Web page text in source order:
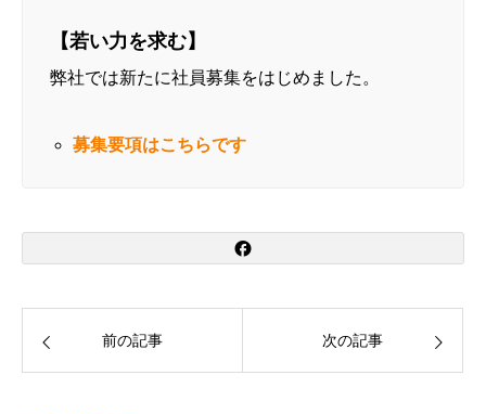
【若い力を求む】
弊社では新たに社員募集をはじめました。
募集要項はこちらです
前の記事 次の記事